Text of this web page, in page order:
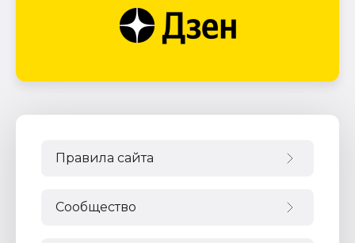
Правила сайта
Сообщество